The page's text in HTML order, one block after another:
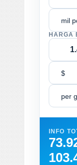
mil
HARGA
$
per
INFO